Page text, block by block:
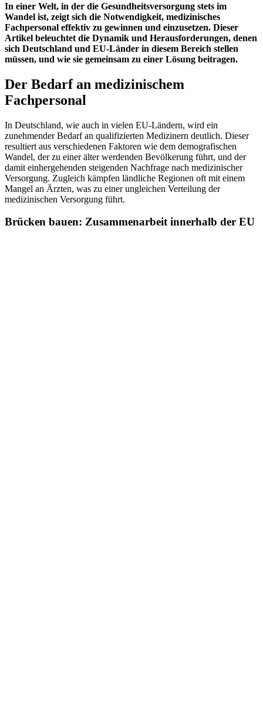
In einer Welt, in der die Gesundheitsversorgung stets im
Wandel ist, zeigt sich die Notwendigkeit, medizinisches
Fachpersonal effektiv zu gewinnen und einzusetzen. Dieser
Artikel beleuchtet die Dynamik und Herausforderungen, denen
sich Deutschland und EU-Länder in diesem Bereich stellen
müssen, und wie sie gemeinsam zu einer Lösung beitragen.
Der Bedarf an medizinischem
Fachpersonal
In Deutschland, wie auch in vielen EU-Ländern, wird ein
zunehmender Bedarf an qualifizierten Medizinern deutlich. Dieser
resultiert aus verschiedenen Faktoren wie dem demografischen
Wandel, der zu einer älter werdenden Bevölkerung führt, und der
damit einhergehenden steigenden Nachfrage nach medizinischer
Versorgung. Zugleich kämpfen ländliche Regionen oft mit einem
Mangel an Ärzten, was zu einer ungleichen Verteilung der
medizinischen Versorgung führt.
Brücken bauen: Zusammenarbeit innerhalb der EU